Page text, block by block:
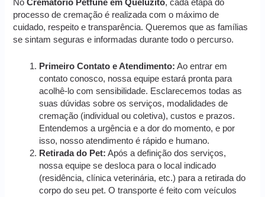
NoCrematório Petfune em Queluzito, cada etapa do
processo de cremação é realizada com o máximo de
cuidado, respeito e transparência. Queremos que as famílias
se sintam seguras e informadas durante todo o percurso.
Primeiro Contato e Atendimento: Ao entrar em
contato conosco, nossa equipe estará pronta para
acolhê-lo com sensibilidade. Esclarecemos todas as
suas dúvidas sobre os serviços, modalidades de
cremação (individual ou coletiva), custos e prazos.
Entendemos a urgência e a dor do momento, e por
isso, nosso atendimento é rápido e humano.
Retirada do Pet: Após a definição dos serviços,
nossa equipe se desloca para o local indicado
(residência, clínica veterinária, etc.) para a retirada do
corpo do seu pet. O transporte é feito com veículos